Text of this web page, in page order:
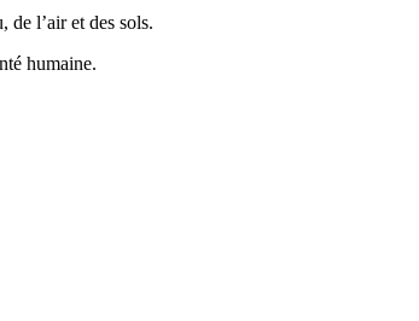
de l’air et des sols.
humaine.